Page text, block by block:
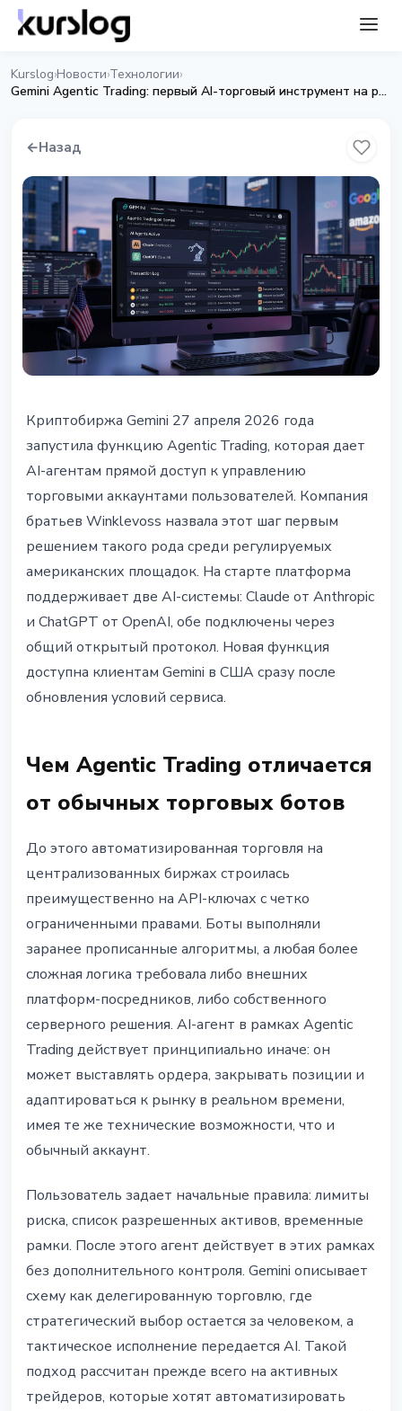
Kurslog›Новости›Технологии›
Gemini Agentic Trading: первый AI-торговый инструмент на регулируемой бирже США
←Назад
Gemini запустила Agentic Trading:
AI-агенты управляют крипто-
аккаунтами
27 апреля 2026 г.4 мин чтения
Наталия Дорофеева
Криптобиржа Gemini 27 апреля 2026 года
запустила функцию Agentic Trading, которая дает
AI-агентам прямой доступ к управлению
торговыми аккаунтами пользователей. Компания
братьев Winklevoss назвала этот шаг первым
решением такого рода среди регулируемых
американских площадок. На старте платформа
поддерживает две AI-системы: Claude от Anthropic
и ChatGPT от OpenAI, обе подключены через
общий открытый протокол. Новая функция
доступна клиентам Gemini в США сразу после
обновления условий сервиса.
Чем Agentic Trading отличается
от обычных торговых ботов
До этого автоматизированная торговля на
централизованных биржах строилась
преимущественно на API-ключах с четко
ограниченными правами. Боты выполняли
заранее прописанные алгоритмы, а любая более
сложная логика требовала либо внешних
платформ-посредников, либо собственного
серверного решения. AI-агент в рамках Agentic
Trading действует принципиально иначе: он
может выставлять ордера, закрывать позиции и
адаптироваться к рынку в реальном времени,
имея те же технические возможности, что и
обычный аккаунт.
Пользователь задает начальные правила: лимиты
риска, список разрешенных активов, временные
рамки. После этого агент действует в этих рамках
без дополнительного контроля. Gemini описывает
схему как делегированную торговлю, где
стратегический выбор остается за человеком, а
тактическое исполнение передается AI. Такой
подход рассчитан прежде всего на активных
трейдеров, которые хотят автоматизировать